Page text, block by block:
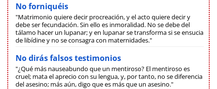
No forniquéis
"Matrimonio quiere decir procreación, y el acto quiere decir y
debe ser fecundación. Sin ello es inmoralidad. No se debe del
tálamo hacer un lupanar; y en lupanar se transforma si se ensucia
de libídine y no se consagra con maternidades."
No dirás falsos testimonios
"¿Qué más nauseabundo que un mentiroso? El mentiroso es
cruel; mata el aprecio con su lengua, y, por tanto, no se diferencia
del asesino; más aún, digo que es más que un asesino."